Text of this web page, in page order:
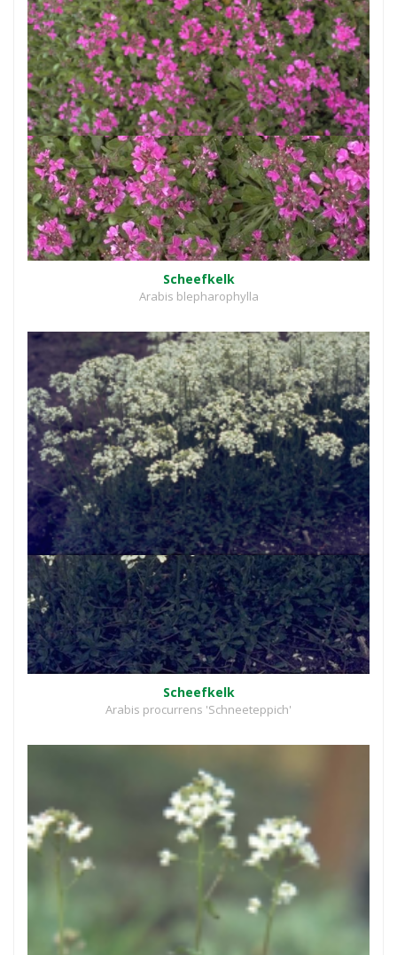
Scheefkelk
Arabis blepharophylla
Scheefkelk
Arabis procurrens 'Schneeteppich'